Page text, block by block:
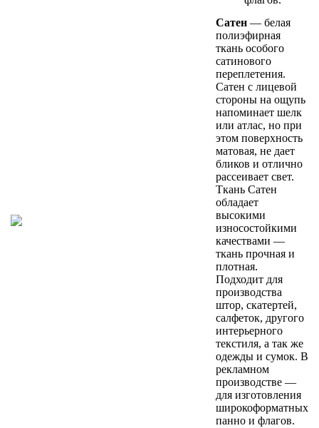
Сатен — белая
полиэфирная
ткань особого
сатинового
переплетения.
Сатен с лицевой
стороны на ощупь
напоминает шелк
или атлас, но при
этом поверхность
матовая, не дает
бликов и отлично
рассеивает свет.
Ткань Сатен
обладает
высокими
износостойкими
качествами —
ткань прочная и
плотная.
Подходит для
производства
штор, скатертей,
салфеток, другого
интерьерного
текстиля, а так же
одежды и сумок. В
рекламном
производстве —
для изготовления
широкоформатных
панно и флагов.